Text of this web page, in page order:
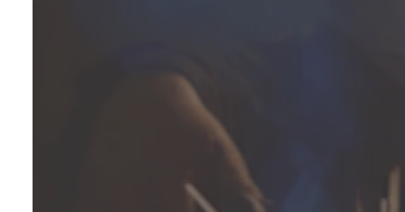
Arts, spectacle, industries créatives
BTP - bâtiment travaux publics
Commerce, marketing, finance
Electronique, informatique, télécomunication
Industrie, matières premières